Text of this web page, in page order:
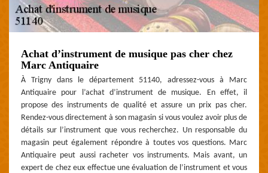
Achat d’instrument de musique pas cher chez
Marc Antiquaire
À Trigny dans le département 51140, adressez-vous à Marc
Antiquaire pour l’achat d’instrument de musique. En effet, il
propose des instruments de qualité et assure un prix pas cher.
Rendez-vous directement à son magasin si vous voulez avoir plus de
détails sur l’instrument que vous recherchez. Un responsable du
magasin peut également répondre à toutes vos questions. Marc
Antiquaire peut aussi racheter vos instruments. Mais avant, un
expert de chez eux effectue une évaluation de l’instrument et vous